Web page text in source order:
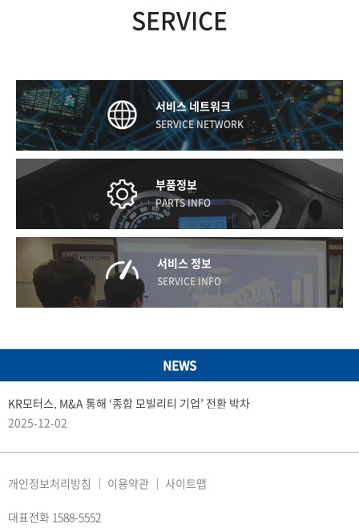
SERVICE
서비스 네트워크
SERVICE NETWORK
부품정보
PARTS INFO
서비스 정보
SERVICE INFO
NEWS
KR모터스, M&A 통해 ‘종합 모빌리티 기업’ 전환 박차
2025-12-02
개인정보처리방침 이용약관 사이트맵
대표전화 1588-5552